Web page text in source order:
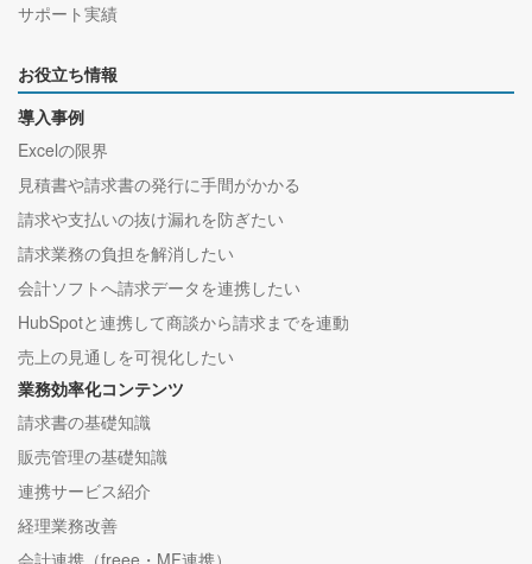
サポート実績
お役立ち情報
導入事例
Excelの限界
見積書や請求書の発行に手間がかかる
請求や支払いの抜け漏れを防ぎたい
請求業務の負担を解消したい
会計ソフトへ請求データを連携したい
HubSpotと連携して商談から請求までを連動
売上の見通しを可視化したい
業務効率化コンテンツ
請求書の基礎知識
販売管理の基礎知識
連携サービス紹介
経理業務改善